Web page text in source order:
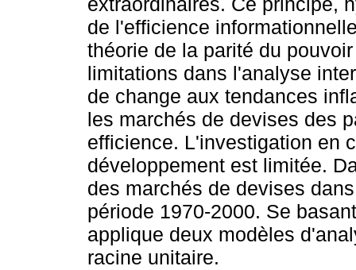
de l'efficience
théorie de la parité du
limitations dans l'analyse
de change aux tendances
les marchés de devises des
efficience. L'investigation en
développement est limitée.
des marchés de devises
période 1970-2000. Se
applique deux modèles
racine unitaire.